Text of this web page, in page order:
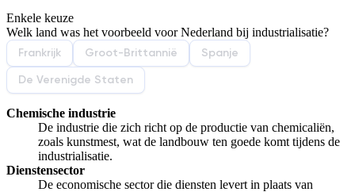
De uitleg gaat te langzaam
Afspelen werkte niet
Iets anders
Enkele keuze
Welk land was het voorbeeld voor Nederland bij industrialisatie?
Frankrijk
Groot-Brittannië
Spanje
De Verenigde Staten
Chemische industrie
De industrie die zich richt op de productie van chemicaliën,
zoals kunstmest, wat de landbouw ten goede komt tijdens de
industrialisatie.
Dienstensector
De economische sector die diensten levert in plaats van